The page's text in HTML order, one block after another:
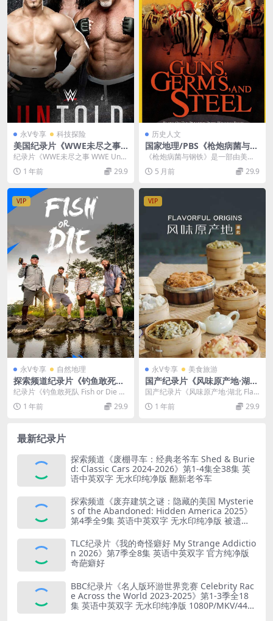
永V专享 科技探险
美国纪录片《WWE未尽之事/
美国职业摔角 WWE Untold 2
021》第1-4季全21集 英语中
英双字 官方纯净版 1080P/M
纪录片《WWE未尽之事 WWE Unto
ld 2021》第1-4季全21集 《W...
1 年前 29.9
历史人文
国家地理/PBS《枪炮病菌与钢
铁 Guns, Germs, and Steel
2005》全3集 英语中字 1080
P/MP4/2.54G 人类文明进化
《枪炮病菌与钢铁》是一部由美国
演化生物学家贾雷德·戴蒙德（Jared
Diamo...
5 月前 29.9
VIP
永V专享 自然地理
探索频道纪录片《钓鱼敢死队/
誓死不空军 Fish or Die 201
9》第一季全10集 英语中英双
字 无水印纯净版 1080P/MK
纪录片《钓鱼敢死队 Fish or Die 20
19》第一季全10集 《钓鱼敢死...
1 年前 29.9
VIP
永V专享 美食旅游
国产纪录片《风味原产地·湖
北/湖北美食 Flavorful Origin
s 2023》全10集 国语中字 4K
超清/2160P/MP4/3.51G
国产纪录片《风味原产地·湖北 Flav
orful Origins 2023》全1...
1 年前 29.9
最新纪录片
探索频道《废棚寻车：经典老爷车 Shed & Burie
d: Classic Cars 2024-2026》第1-4集全38集 英
语中英双字 无水印纯净版 翻新老爷车
探索频道《废弃建筑之谜：隐藏的美国 Mysterie
s of the Abandoned: Hidden America 2025》
第4季全9集 英语中英双字 无水印纯净版 被遗弃
TLC纪录片《我的奇怪癖好 My Strange Addictio
n 2026》第7季全8集 英语中英双字 官方纯净版
奇葩癖好
BBC纪录片《名人版环游世界竞赛 Celebrity Rac
e Across the World 2023-2025》第1-3季全18
集 英语中英双字 无水印纯净版 1080P/MKV/44.8